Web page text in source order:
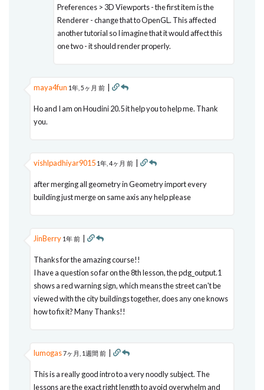
Preferences > 3D Viewports - the first item is the
Renderer - change that to OpenGL. This affected
another tutorial so I imagine that it would affect this
one two - it should render properly.
maya4fun 1年, 5ヶ月 前 |
Ho and I am on Houdini 20.5 it help you to help me. Thank
you.
vishlpadhiyar9015 1年, 4ヶ月 前 |
after merging all geometry in Geometry import every
building just merge on same axis any help please
JinBerry 1年 前 |
Thanks for the amazing course!!
I have a question so far on the 8th lesson, the pdg_output.1
shows a red warning sign, which means the street can't be
viewed with the city buildings together, does any one knows
how to fix it? Many Thanks!!
lumogas7ヶ月, 1週間 前 |
This is a really good intro to a very noodly subject. The
lessons are the exact right length to avoid overwhelm and